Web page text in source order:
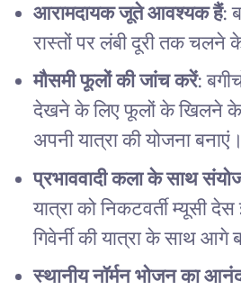
आरामदायक जूते आवश्यक हैं:
रास्तों पर लंबी दूरी तक चलने
मौसमी फूलों की जांच करें:
देखने के लिए फूलों के खिलने
अपनी यात्रा की योजना बनाएं।
प्रभाववादी कला के साथ
यात्रा को निकटवर्ती म्यूसी
गिवेर्नी की यात्रा के साथ आगे
स्थानीय नॉर्मन भोजन का